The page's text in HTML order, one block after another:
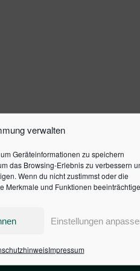
verwalten
Geräteinformationen zu speichern
das Browsing-Erlebnis zu verbessern
Wenn du nicht zustimmst oder die
Merkmale und Funktionen
Einstellungen
Impressum